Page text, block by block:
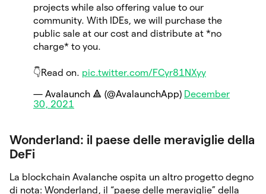
projects while also offering value to our
community. With IDEs, we will purchase the
public sale at our cost and distribute at *no
charge* to you.
👇Read on. pic.twitter.com/FCyr81NXyy
— Avalaunch 🔺 (@AvalaunchApp) December
30, 2021
Wonderland: il paese delle meraviglie della
DeFi
La blockchain Avalanche ospita un altro progetto degno
di nota: Wonderland, il “paese delle meraviglie” della